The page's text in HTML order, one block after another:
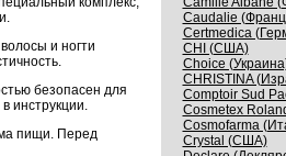
и ногти
безопасен для
инструкции.
пищи. Перед
Caudalie
Certmedica
CHI (США)
Choice
CHRISTINA
Comptoir Sud
Cosmetex
Cosmofarma
Crystal (США)